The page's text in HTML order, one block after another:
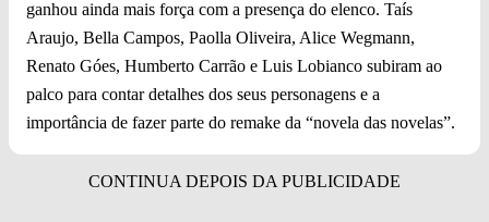
ganhou ainda mais força com a presença do elenco. Taís
Araujo, Bella Campos, Paolla Oliveira, Alice Wegmann,
Renato Góes, Humberto Carrão e Luis Lobianco subiram ao
palco para contar detalhes dos seus personagens e a
importância de fazer parte do remake da “novela das novelas”.